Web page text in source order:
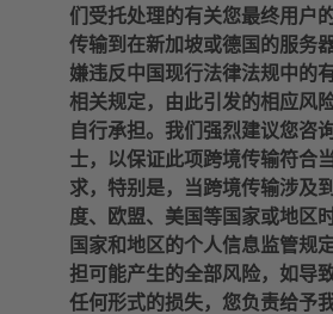
们受托处理的有关您最终用户
传输到在新加坡或德国的服务
嫌违反中国现行法律法规中的
相关规定，由此引发的相应风
自行承担。我们强烈建议您咨
士，以保证此项跨境传输符合
求，特别是，当跨境传输涉及
度、欧盟、美国等国家或地区
国家和地区的个人信息监管规
担可能产生的全部风险，如导
任何形式的损失，您负责给予